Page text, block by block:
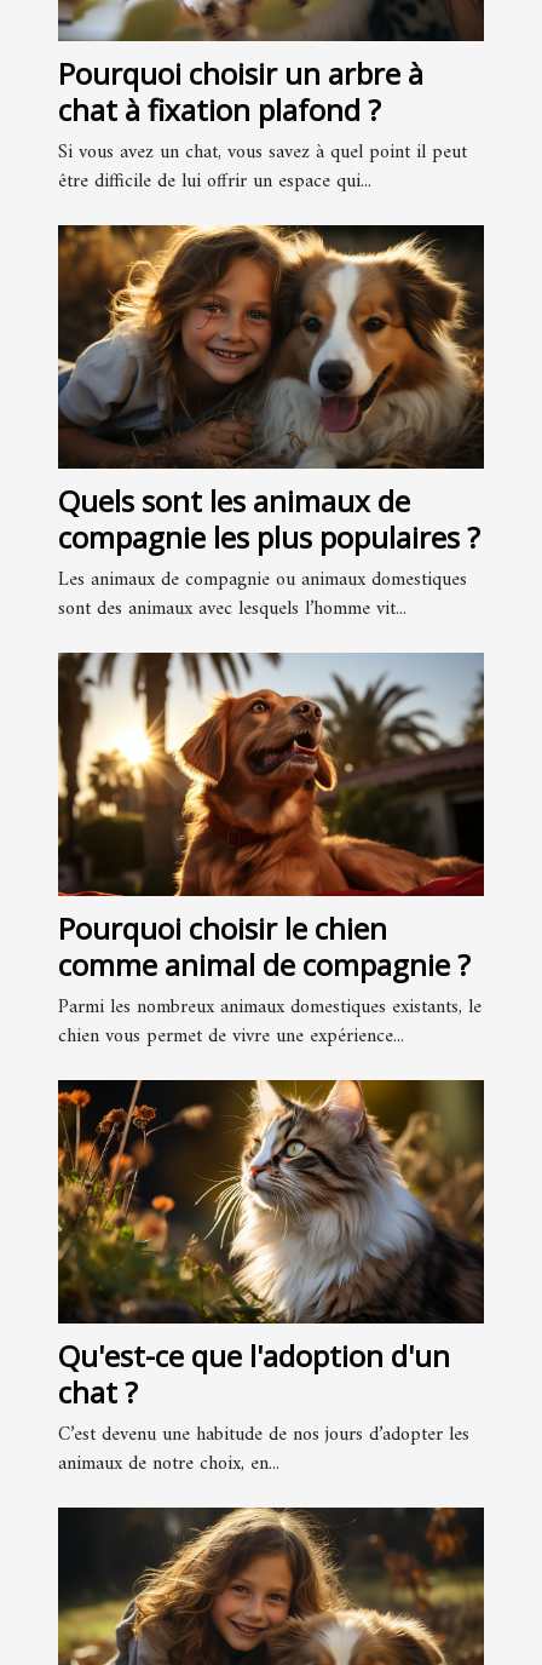
Pourquoi choisir un arbre à
chat à fixation plafond ?
Si vous avez un chat, vous savez à quel point il peut
être difficile de lui offrir un espace qui...
Quels sont les animaux de
compagnie les plus populaires ?
Les animaux de compagnie ou animaux domestiques
sont des animaux avec lesquels l’homme vit...
Pourquoi choisir le chien
comme animal de compagnie ?
Parmi les nombreux animaux domestiques existants, le
chien vous permet de vivre une expérience...
Qu'est-ce que l'adoption d'un
chat ?
C’est devenu une habitude de nos jours d’adopter les
animaux de notre choix, en...